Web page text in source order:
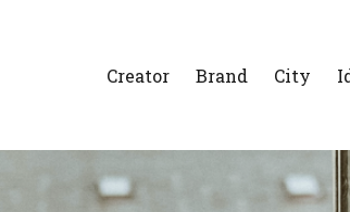
Creator Brand City